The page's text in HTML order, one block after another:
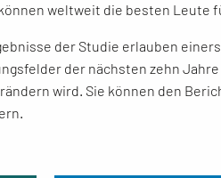
weltweit die besten Leute
der Studie erlauben
der nächsten zehn
wird. Sie können den